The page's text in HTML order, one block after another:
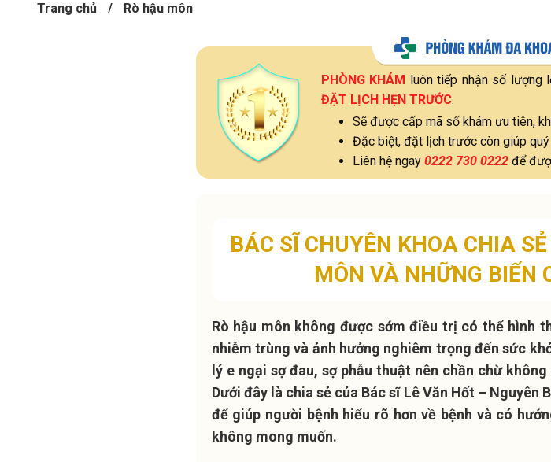
Trang chủ / Rò hậu môn
PHÒNG KHÁM luôn tiếp nhận số lượng
ĐẶT LỊCH HẸN TRƯỚC.
Sẽ được cấp mã số khám ưu tiên,
Đặc biệt, đặt lịch trước còn giúp
Liên hệ ngay 0222 730 0222để
BÁC SĨ CHUYÊN KHOA CHIA
MÔN VÀ NHỮNG BIẾN
Rò hậu môn không được sớm điều trị có thể hình
nhiễm trùng và ảnh hưởng nghiêm trọng đến sức
lý e ngại sợ đau, sợ phẫu thuật nên chần chừ
Dưới đây là chia sẻ của Bác sĩ Lê Văn Hốt – Nguyên
để giúp người bệnh hiểu rõ hơn về bệnh và có
không mong muốn.